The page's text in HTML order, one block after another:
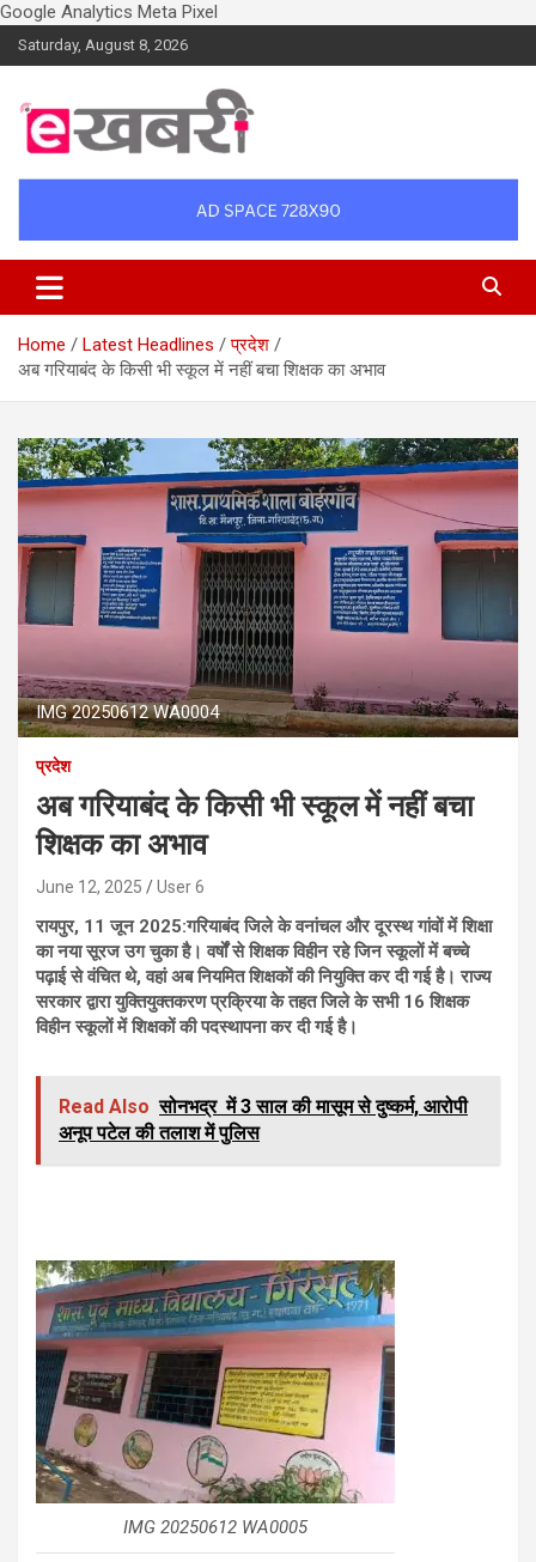
Google Analytics Meta Pixel
Skip
to
Saturday, August 8, 2026
Ekhabri.com
Home Latest Headlines
प्रदेश
अब गरियाबंद के किसी भी स्कूल में नहीं बचा शिक्षक का अभाव
IMG 20250612 WA0004
प्रदेश
अब गरियाबंद के किसी भी स्कूल में नहीं बचा
शिक्षक का अभाव
June 12, 2025 User 6
रायपुर, 11 जून 2025:गरियाबंद जिले के वनांचल और दूरस्थ गांवों में शिक्षा
का नया सूरज उग चुका है। वर्षों से शिक्षक विहीन रहे जिन स्कूलों में बच्चे
पढ़ाई से वंचित थे, वहां अब नियमित शिक्षकों की नियुक्ति कर दी गई है। राज्य
सरकार द्वारा युक्तियुक्तकरण प्रक्रिया के तहत जिले के सभी 16 शिक्षक
विहीन स्कूलों में शिक्षकों की पदस्थापना कर दी गई है।
Read Also सोनभद्र में 3 साल की मासूम से दुष्कर्म, आरोपी
अनूप पटेल की तलाश में पुलिस
IMG 20250612 WA0005